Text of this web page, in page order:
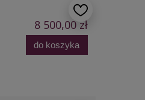
8 500,00 zł
do koszyka